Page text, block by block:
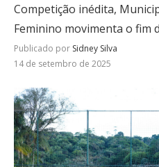
Competição inédita,
Feminino movimenta o fim
Publicado por Sidney Silva
14 de setembro de 2025